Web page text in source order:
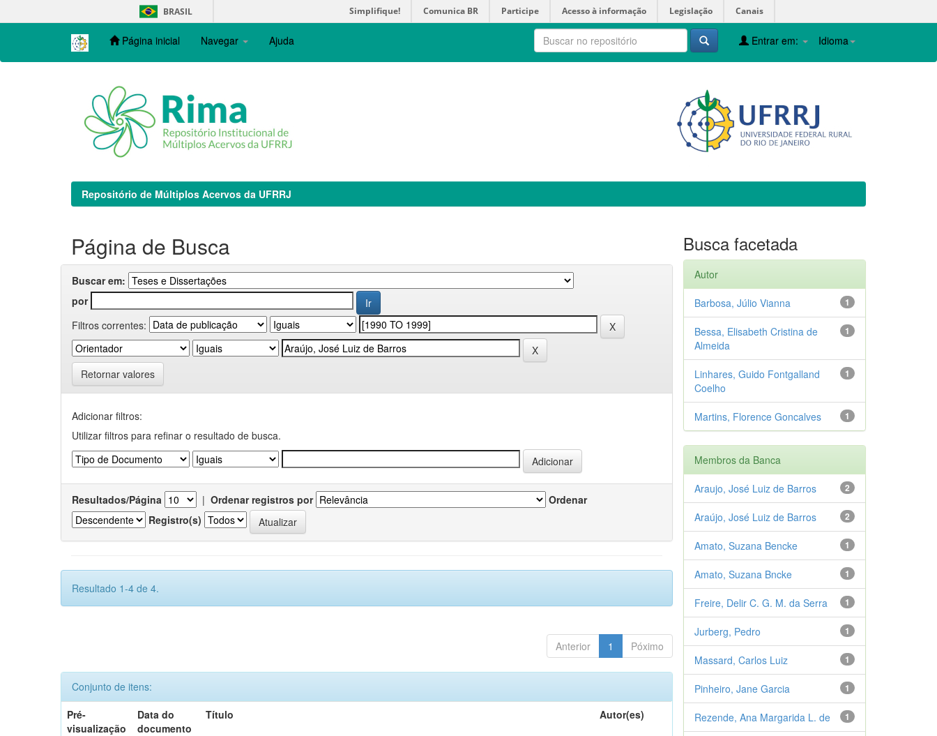
navigation
BRASIL Simplifique! Comunica BR Participe Acesso à informação Legislação Canais
Página inicial Navegar Ajuda Idioma
Entrar em:
Repositório de Múltiplos Acervos da UFRRJ
Página de Busca
Buscar em:
por
Filtros correntes:
Retornar valores
Adicionar filtros:
Utilizar filtros para refinar o resultado de busca.
Resultados/Página | Ordenar registros por
Ordenar
Registro(s)
Resultado 1-4 de 4.
Anterior 1 Póximo
Conjunto de itens:
Pré-
visualização
Data do
documento
Título Autor(es)
Busca facetada
Autor
1
Barbosa, Júlio Vianna
1
Bessa, Elisabeth Cristina de
Almeida
1
Linhares, Guido Fontgalland
Coelho
1
Martins, Florence Goncalves
Membros da Banca
2
Araujo, José Luiz de Barros
2
Araújo, José Luiz de Barros
1
Amato, Suzana Bencke
1
Amato, Suzana Bncke
1
Freire, Delir C. G. M. da Serra
1
Jurberg, Pedro
1
Massard, Carlos Luiz
1
Pinheiro, Jane Garcia
1
Rezende, Ana Margarida L. de